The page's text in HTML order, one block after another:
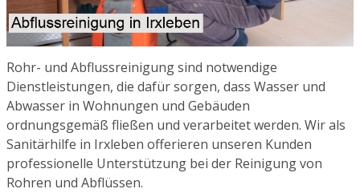
Rohr- und Abflussreinigung sind notwendige
Dienstleistungen, die dafür sorgen, dass Wasser und
Abwasser in Wohnungen und Gebäuden
ordnungsgemäß fließen und verarbeitet werden. Wir als
Sanitärhilfe in Irxleben offerieren unseren Kunden
professionelle Unterstützung bei der Reinigung von
Rohren und Abflüssen.